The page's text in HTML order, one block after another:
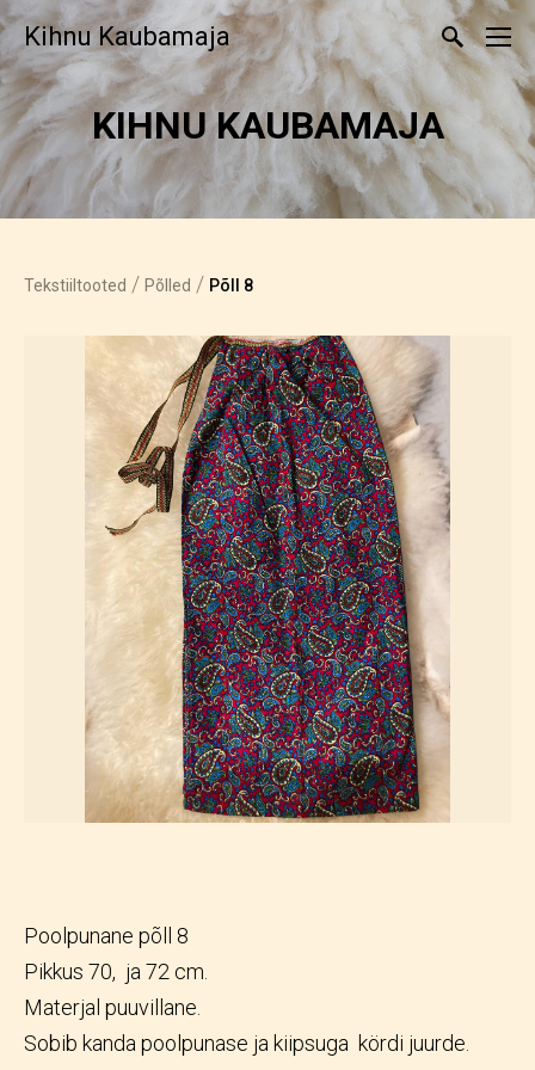
Kihnu Kaubamaja
KIHNU KAUBAMAJA
Tekstiiltooted / Põlled / Põll 8
Poolpunane põll 8
Pikkus 70, ja 72 cm.
Materjal puuvillane.
Sobib kanda poolpunase ja kiipsuga kördi juurde.